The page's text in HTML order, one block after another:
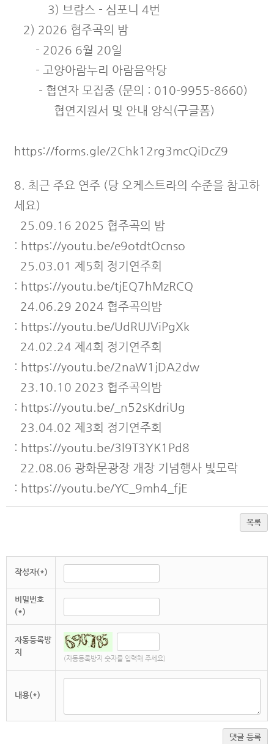
3) 브람스 - 심포니 4번
2) 2026 협주곡의 밤
- 2026 6월 20일
- 고양아람누리 아람음악당
- 협연자 모집중 (문의 : 010-9955-8660)
협연지원서 및 안내 양식(구글폼)
https://forms.gle/2Chk12rg3mcQiDcZ9
8. 최근 주요 연주 (당 오케스트라의 수준을 참고하
세요)
25.09.16 2025 협주곡의 밤
: https://youtu.be/e9otdtOcnso
25.03.01 제5회 정기연주회
: https://youtu.be/tjEQ7hMzRCQ
24.06.29 2024 협주곡의밤
: https://youtu.be/UdRUJViPgXk
24.02.24 제4회 정기연주회
: https://youtu.be/2naW1jDA2dw
23.10.10 2023 협주곡의밤
: https://youtu.be/_n52sKdriUg
23.04.02 제3회 정기연주회
: https://youtu.be/3l9T3YK1Pd8
22.08.06 광화문광장 개장 기념행사 빛모락
: https://youtu.be/YC_9mh4_fjE
목록
작성자(*)
비밀번호
(*)
자동등록방
지
(자동등록방지 숫자를 입력해 주세요)
내용(*)
댓글 등록